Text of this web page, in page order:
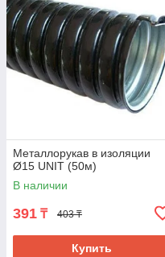
Металлорукав в изоляции
Ø15 UNIT (50м)
В наличии
391 ₸ 403 ₸
Купить